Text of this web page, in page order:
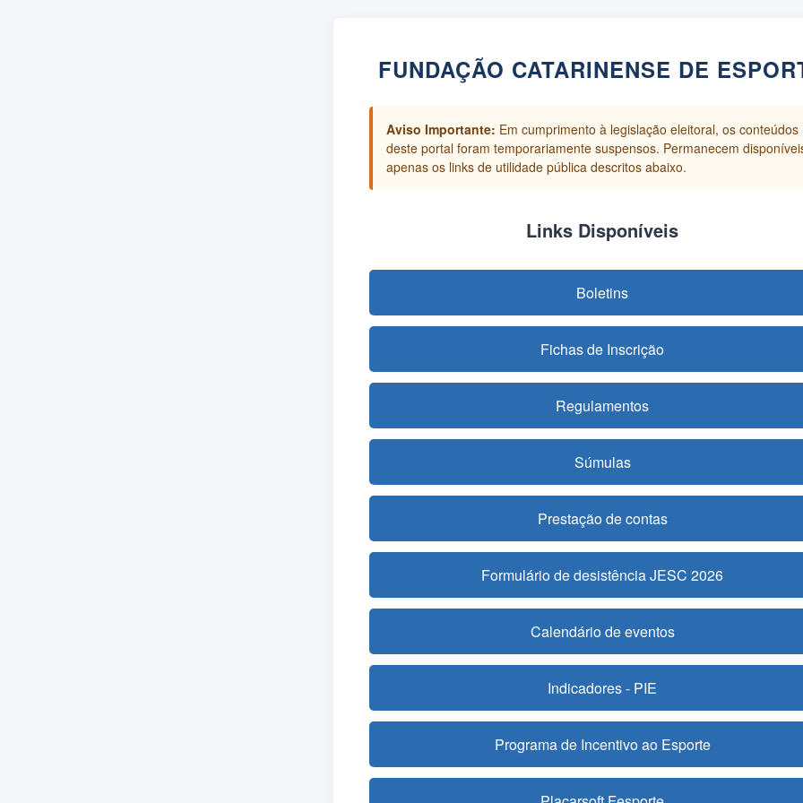
FUNDAÇÃO CATARINENSE DE
Aviso Importante: Em cumprimento à legislação eleitoral, os conteúdos
deste portal foram temporariamente suspensos. Permanecem
apenas os links de utilidade pública descritos abaixo.
Links Disponíveis
Boletins
Fichas de Inscrição
Regulamentos
Súmulas
Prestação de contas
Formulário de desistência JESC 2026
Calendário de eventos
Indicadores - PIE
Programa de Incentivo ao Esporte